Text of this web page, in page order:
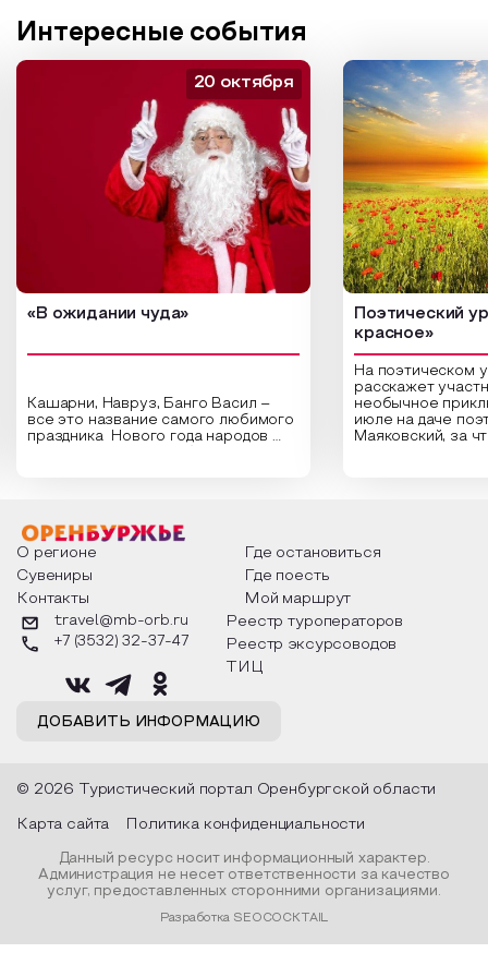
Интересные события
«В ожидании чуда»
Кашарни, Навруз, Банго Васил –
все это название самого любимого
праздника Нового года народов
о том, как встречают новый год в
разных уголках страны, какие
обряды совершают на удачу и
благополучие, в чем схожи и
различаются традиции. Кто такой
Дед Мороз и откуда он пришел, как
его называют в разных уголках
страны и как появились елочные
20 октября
Поэтический
красное»
На поэтическом
расскажет
необычное
июле на даче
Маяковский, за
Твардовского и
каждой строчке
восхищение
яркому времени
О регионе
Где остановиться
Сувениры
Где поесть
Контакты
Мой маршрут
ДОБАВИТЬ ИНФОРМАЦИЮ
travel@mb-orb.ru
+7 (3532) 32-37-47
Реестр туроператоров
Реестр эксурсоводов
ТИЦ
© 2026 Туристический портал Оренбургской области
Карта сайта Политика конфиденциальности
Данный ресурс носит информационный характер.
Администрация не несет ответственности за качество
услуг, предоставленных сторонними организациями.
Разработка SEOCOCKTAIL